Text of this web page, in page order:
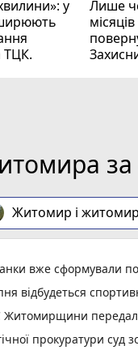
у
ТЦК.
Лише
за
Житомир і
вже сформували
відбудеться
прокуратури суд